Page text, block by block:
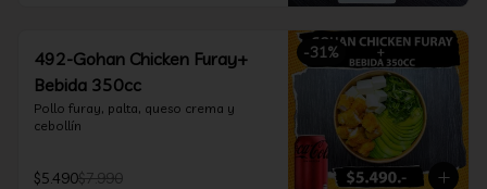
-31%
492-Gohan Chicken Furay+
Bebida 350cc
Pollo furay, palta, queso crema y
cebollín
$5.490$7.990